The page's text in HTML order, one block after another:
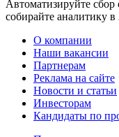
Автоматизируйте сбор
собирайте аналитику в
О компании
Наши вакансии
Партнерам
Реклама на сайте
Новости и статьи
Инвесторам
Кандидаты по